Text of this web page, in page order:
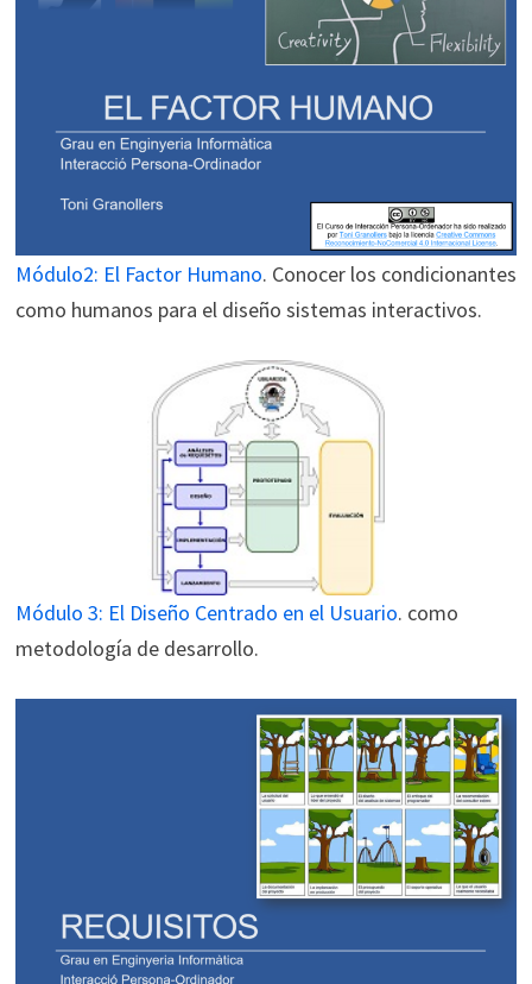
Módulo2: El Factor Humano. Conocer los condicionantes
como humanos para el diseño sistemas interactivos.
Módulo 3: El Diseño Centrado en el Usuario. como
metodología de desarrollo.